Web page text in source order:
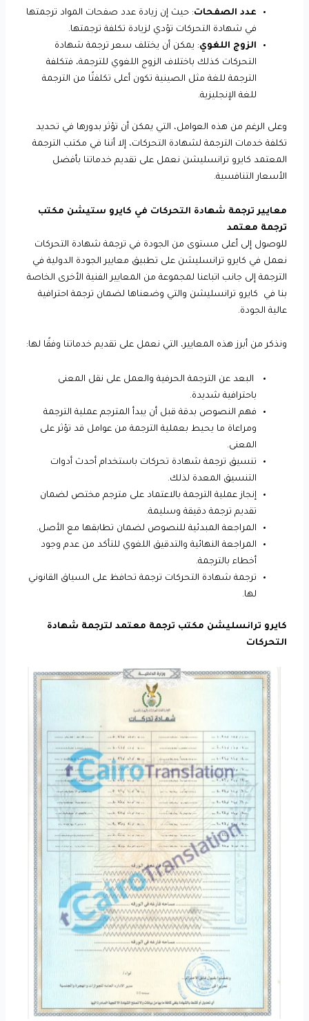
عدد الصفحات: حيث إن زيادة عدد صفحات المواد ترجمتها
في شهادة التحركات تؤدي لزيادة تكلفة ترجمتها.
الزوج اللغوي: يمكن أن يختلف سعر ترجمة شهادة
التحركات كذلك باختلاف الزوج اللغوي للترجمة، فتكلفة
الترجمة للغة مثل الصينية تكون أعلى تكلفتًا من الترجمة
للغة الإنجليزية.
وعلى الرغم من هذه العوامل، التي يمكن أن تؤثر بدورها في تحديد
تكلفة خدمات الترجمة لشهادة التحركات، إلا أننا في مكتب الترجمة
المعتمد كايرو ترانسليشن نعمل على تقديم خدماتنا بأفضل
الأسعار التنافسية.
معايير ترجمة شهادة التحركات في كايرو ستيشن مكتب
ترجمة معتمد
للوصول إلى أعلى مستوى من الجودة في ترجمة شهادة التحركات
نعمل في كايرو ترانسليشن على تطبيق معايير الجودة الدولية في
الترجمة إلى جانب اتباعنا لمجموعة من المعايير الفنية الأخرى الخاصة
بنا في كايرو ترانسليشن والتي وضعناها لضمان ترجمة احترافية
عالية الجودة.
ونذكر من أبرز هذه المعايير، التي نعمل على تقديم خدماتنا وفقًا لها:
البعد عن الترجمة الحرفية والعمل على نقل المعنى
باحترافية شديدة.
فهم النصوص بدقة قبل أن يبدأ المترجم عملية الترجمة
ومراعاة ما يحيط بعملية الترجمة من عوامل قد تؤثر على
المعنى.
تنسيق ترجمة شهادة تحركات باستخدام أحدث أدوات
التنسيق المعدة لذلك.
إنجاز عملية الترجمة بالاعتماد على مترجم مختص لضمان
تقديم ترجمة دقيقة وسليمة.
المراجعة المبدئية للنصوص لضمان تطابقها مع الأصل.
المراجعة النهائية والتدقيق اللغوي للتأكد من عدم وجود
أخطاء بالترجمة.
ترجمة شهادة التحركات ترجمة تحافظ على السياق القانوني
لها.
كايرو ترانسليشن مكتب ترجمة معتمد لترجمة شهادة
التحركات